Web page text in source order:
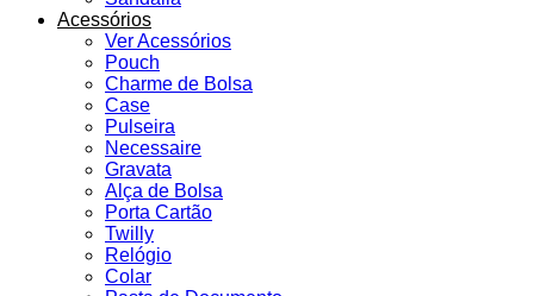
Acessórios
Ver Acessórios
Pouch
Charme de Bolsa
Case
Pulseira
Necessaire
Gravata
Alça de Bolsa
Porta Cartão
Twilly
Relógio
Colar